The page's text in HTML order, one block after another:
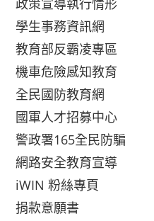
政策宣導執行情形
學生事務資訊網
教育部反霸凌專區
機車危險感知教育
全民國防教育網
國軍人才招募中心
警政署165全民防騙
網路安全教育宣導
iWIN 粉絲專頁
捐款意願書